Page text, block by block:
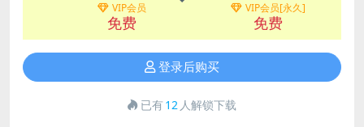
VIP会员
免费
VIP会员[永久]
免费
登录后购买
已有12 人解锁下载